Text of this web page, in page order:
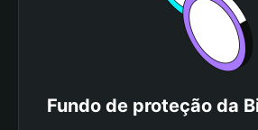
Fundo de proteção da